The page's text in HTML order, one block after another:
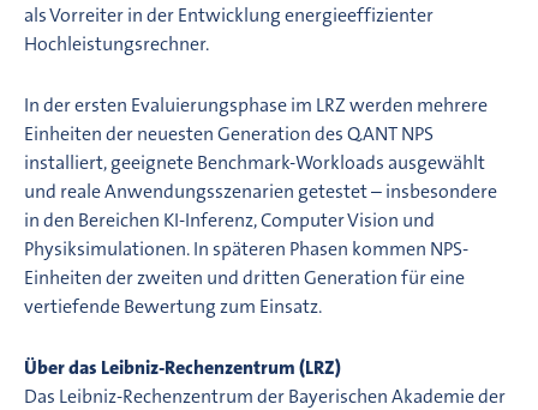
als Vorreiter in der Entwicklung energieeffizienter
Hochleistungsrechner.
In der ersten Evaluierungsphase im LRZ werden mehrere
Einheiten der neuesten Generation des Q.ANT NPS
installiert, geeignete Benchmark-Workloads ausgewählt
und reale Anwendungsszenarien getestet – insbesondere
in den Bereichen KI-Inferenz, Computer Vision und
Physiksimulationen. In späteren Phasen kommen NPS-
Einheiten der zweiten und dritten Generation für eine
vertiefende Bewertung zum Einsatz.
Über das Leibniz-Rechenzentrum (LRZ)
Das Leibniz-Rechenzentrum der Bayerischen Akademie der